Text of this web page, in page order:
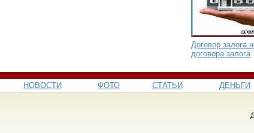
Договор залога
договора залога
НОВОСТИ ФОТО СТАТЬИ ДЕНЬГИ